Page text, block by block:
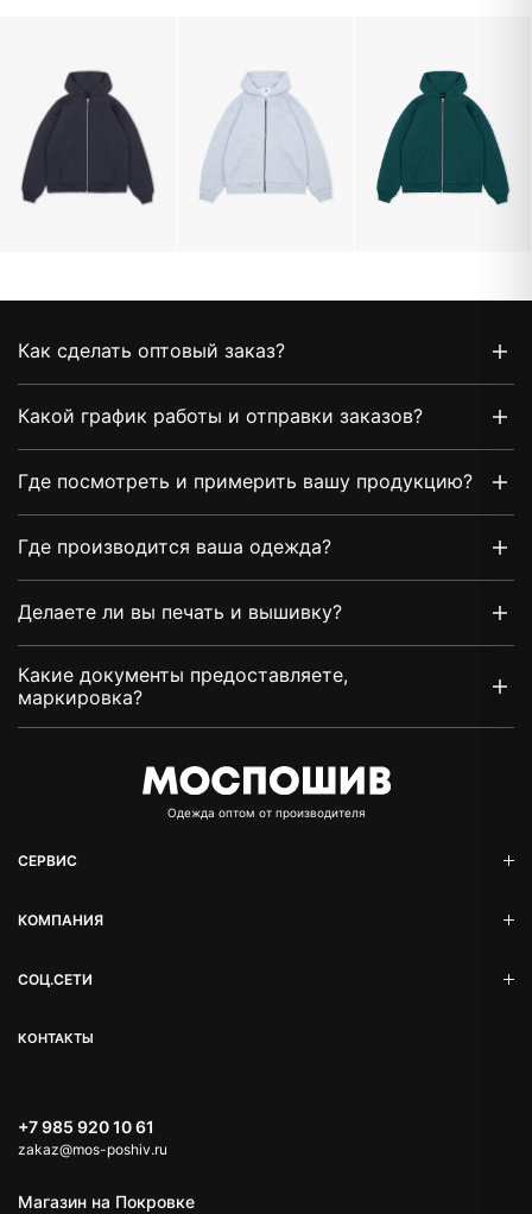
Как сделать оптовый заказ?
Какой график работы и отправки заказов?
Где посмотреть и примерить вашу продукцию?
Где производится ваша одежда?
Делаете ли вы печать и вышивку?
Какие документы предоставляете,
маркировка?
Oдежда оптом от производителя
СЕРВИС
КОМПАНИЯ
СОЦ.СЕТИ
КОНТАКТЫ
+7 985 920 10 61
zakaz@mos-poshiv.ru
Магазин на Покровке